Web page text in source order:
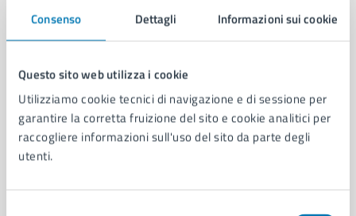
Consenso Dettagli Informazioni sui cookie
Questo sito web utilizza i cookie
Utilizziamo cookie tecnici di navigazione e di sessione per
garantire la corretta fruizione del sito e cookie analitici per
raccogliere informazioni sull'uso del sito da parte degli
utenti.
AMMINISTRAZIONE
Aree amministrative
Organi di governo